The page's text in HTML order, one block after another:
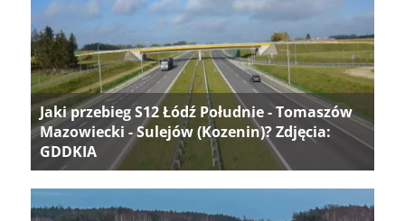
Jaki przebieg S12 Łódź Południe - Tomaszów
Mazowiecki - Sulejów (Kozenin)? Zdjęcia:
GDDKIA